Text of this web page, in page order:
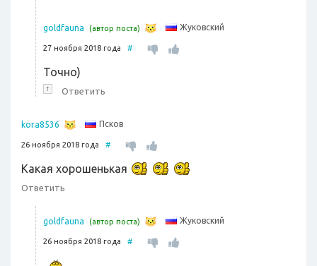
goldfauna (автор поста) Жуковский
27 ноября 2018 года #
Точно)
↑ Ответить
kora8536 Псков
26 ноября 2018 года #
Какая хорошенькая
Ответить
goldfauna (автор поста) Жуковский
26 ноября 2018 года #